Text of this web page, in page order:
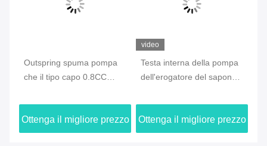
Outspring spuma pompa
che il tipo capo 0.8CC
la pulizia facciale
Ottenga il migliore prezzo
video
Testa interna della pompa
dell'erogatore del sapone
riciclata per il prodotto
disinfettante della mano
Ottenga il migliore prezzo